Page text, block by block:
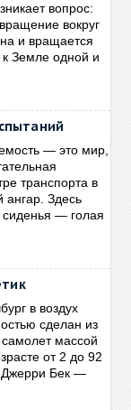
вопрос:
вокруг
и вращается
к Земле одной и
— это мир,
транспорта в
Здесь
— голая
в воздух
сделан из
массой
от 2 до 92
Джерри Бек —